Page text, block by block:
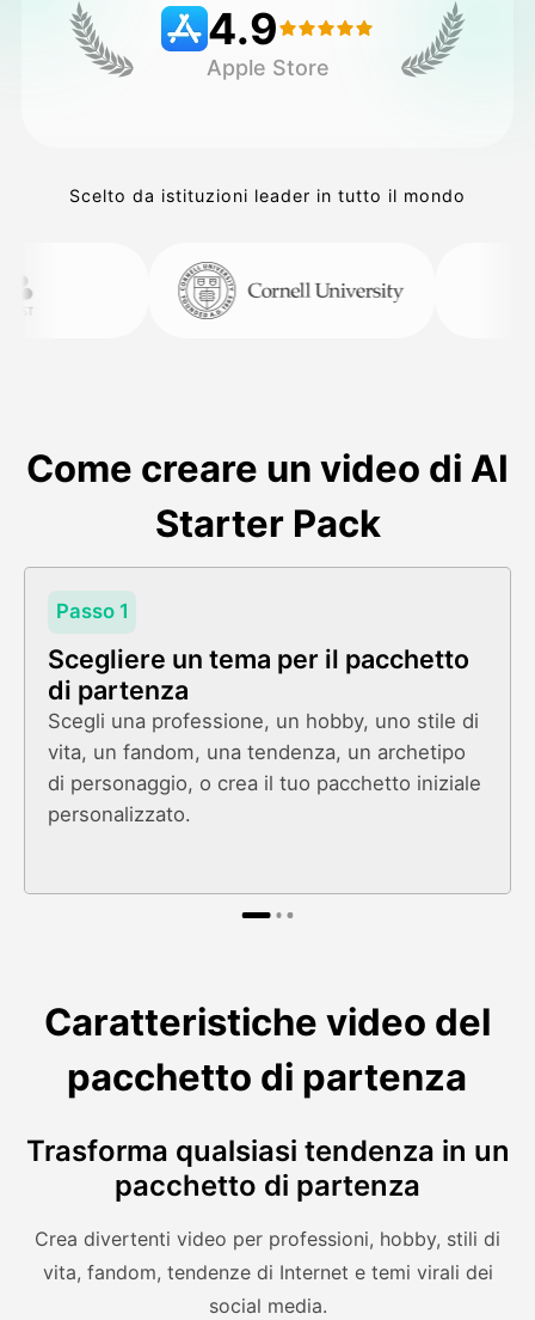
4.9
Apple Store
Scelto da istituzioni leader in tutto il mondo
Come creare un video di AI
Starter Pack
Passo 1
Scegliere un tema per il pacchetto
di partenza
Scegli una professione, un hobby, uno stile di
vita, un fandom, una tendenza, un archetipo
di personaggio, o crea il tuo pacchetto iniziale
personalizzato.
Caratteristiche video del
pacchetto di partenza
Trasforma qualsiasi tendenza in un
pacchetto di partenza
Crea divertenti video per professioni, hobby, stili di
vita, fandom, tendenze di Internet e temi virali dei
social media.